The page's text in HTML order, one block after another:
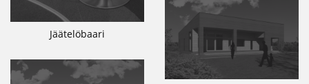
Jäätelöbaari